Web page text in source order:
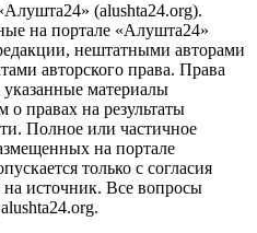
(alushta24.org).
на портале «Алушта24»
нештатными авторами
авторского права. Права
материалы
о правах на результаты
Полное или частичное
на портале
только с согласия
источник. Все вопросы